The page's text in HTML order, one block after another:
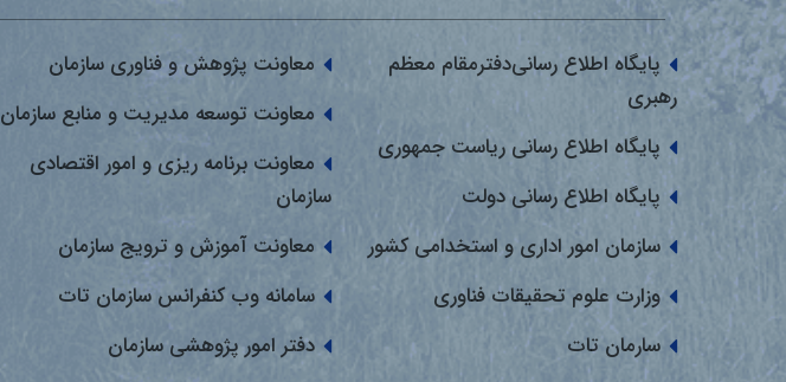
پایگاه اطلاع رسانی‌دفترمقام معظم
رهبری
پایگاه اطلاع رسانی ریاست جمهوری
پایگاه اطلاع رسانی دولت
سازمان امور اداری و استخدامی کشور
وزارت علوم تحقیقات فناوری
سارمان تات
معاونت پژوهش و فناوری سازمان
معاونت توسعه مدیریت و منابع سازمان
معاونت برنامه ریزی و امور اقتصادی
سازمان
معاونت آموزش و ترویج سازمان
سامانه وب کنفرانس سازمان تات
دفتر امور پژوهشی سازمان